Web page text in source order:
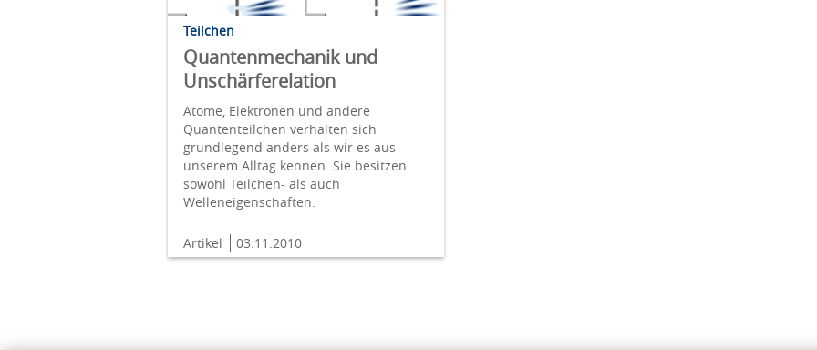
Teilchen
Quantenmechanik und
Unschärferelation
Atome, Elektronen und andere
Quantenteilchen verhalten sich
grundlegend anders als wir es aus
unserem Alltag kennen. Sie besitzen
sowohl Teilchen- als auch
Welleneigenschaften.
Artikel 03.11.2010